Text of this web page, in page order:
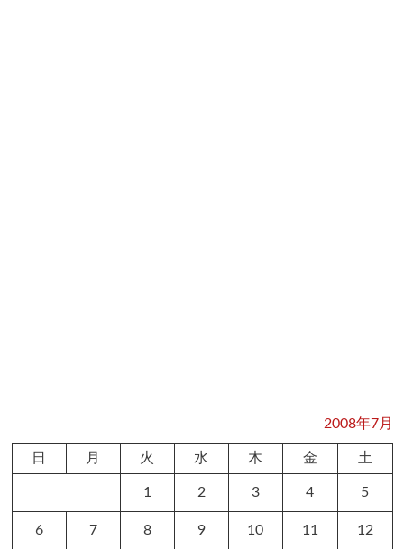
2008年7月
日 月 火 水 木 金 土
1 2 3 4 5
6 7 8 9 10 11 12